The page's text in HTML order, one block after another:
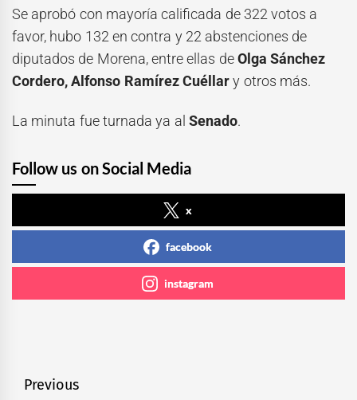
Se aprobó con mayoría calificada de 322 votos a
favor, hubo 132 en contra y 22 abstenciones de
diputados de Morena, entre ellas deOlga Sánchez
Cordero, Alfonso Ramírez Cuéllary otros más.
La minuta fue turnada ya al Senado.
Follow us on Social Media
x
facebook
instagram
Navegación
Previous